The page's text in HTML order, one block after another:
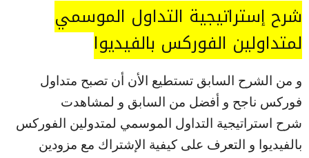
شرح إستراتيجية التداول الموسمي
لمتداولين الفوركس بالفيديوا
و من الشرح السابق تستطيع الأن أن تصبح متداول
فوركس ناجح و أفضل من السابق و لمشاهدت
شرح استراتيجية التداول الموسمي لمتدولين الفوركس
بالفيديوا و التعرف على كيفية الإشتراك مع مزودين